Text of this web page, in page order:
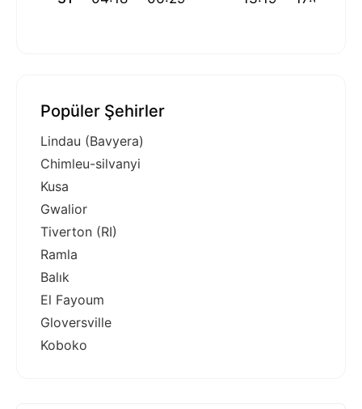
Popüler Şehirler
Lindau (Bavyera)
Chimleu-silvanyi
Kusa
Gwalior
Tiverton (RI)
Ramla
Balık
El Fayoum
Gloversville
Koboko